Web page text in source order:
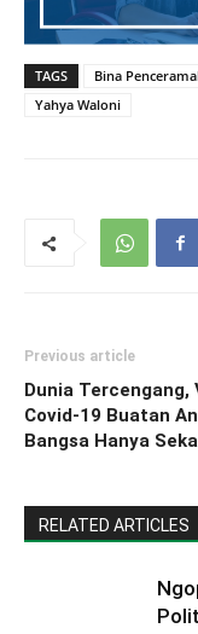
TAGS Bina
Yahya Waloni
Previous article
Dunia Tercengang,
Covid-19 Buatan
Bangsa Hanya
RELATED ARTICLES